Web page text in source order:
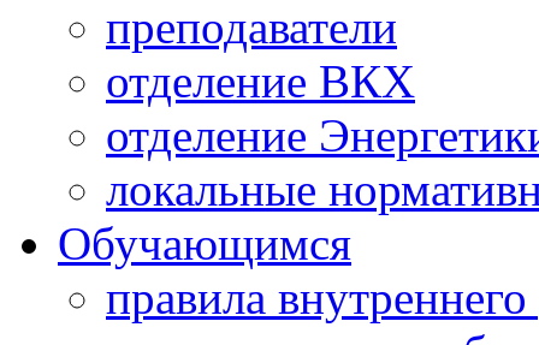
преподаватели
отделение ВКХ
отделение
локальные
Обучающимся
правила